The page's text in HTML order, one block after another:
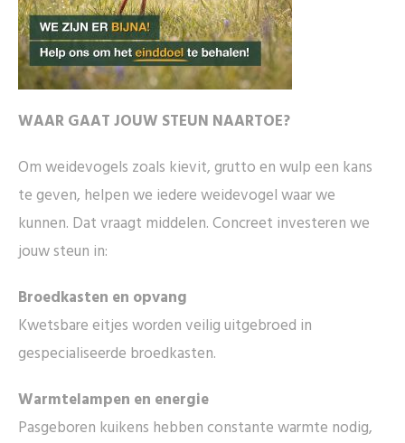
WAAR GAAT JOUW STEUN NAARTOE?
Om weidevogels zoals kievit, grutto en wulp een kans
te geven, helpen we iedere weidevogel waar we
kunnen. Dat vraagt middelen. Concreet investeren we
jouw steun in:
Broedkasten en opvang
Kwetsbare eitjes worden veilig uitgebroed in
gespecialiseerde broedkasten.
Warmtelampen en energie
Pasgeboren kuikens hebben constante warmte nodig,